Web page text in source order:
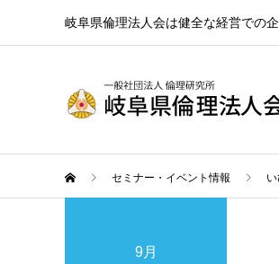
岐阜県倫理法人会は健全な経営での
セミナー・イベント情報
9月